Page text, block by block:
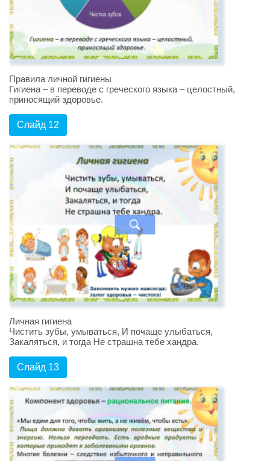
Правила личной гигиены
Гигиена – в переводе с греческого языка – целостный,
приносящий здоровье.
Слайд 12
Личная гигиена
Чистить зубы, умываться, И почаще улыбаться,
Закаляться, и тогда Не страшна тебе хандра.
Слайд 13